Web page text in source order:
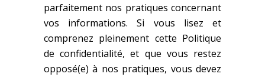
parfaitement nos pratiques concernant
vos informations. Si vous lisez et
comprenez pleinement cette Politique
de confidentialité, et que vous restez
opposé(e) à nos pratiques, vous devez